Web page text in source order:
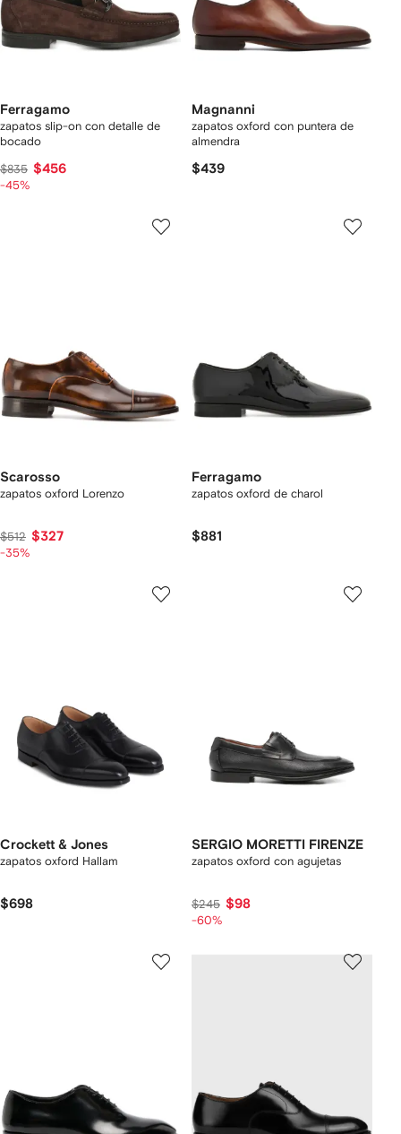
Ferragamo
zapatos slip-on con detalle de
bocado
$835 $456
-45%
Magnanni
zapatos oxford con puntera de
almendra
$439
Scarosso
zapatos oxford Lorenzo
$512 $327
-35%
Ferragamo
zapatos oxford de charol
$881
Crockett & Jones
zapatos oxford Hallam
$698
SERGIO MORETTI FIRENZE
zapatos oxford con agujetas
$245 $98
-60%